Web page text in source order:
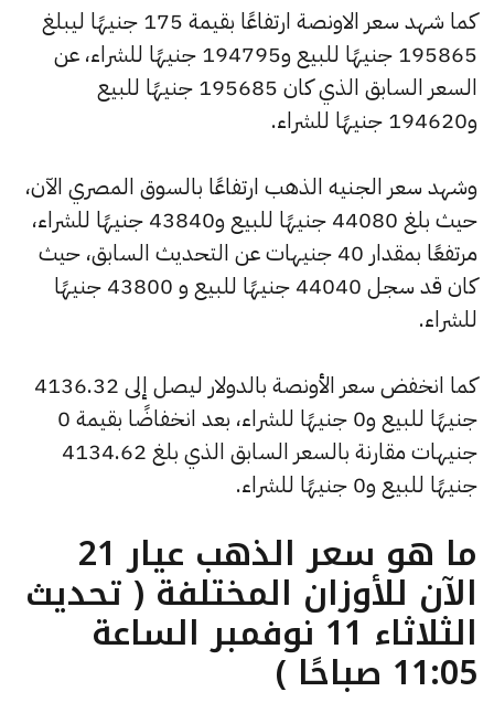
كما شهد سعر الاونصة ارتفاعًا بقيمة 175 جنيهًا ليبلغ
195865 جنيهًا للبيع و194795 جنيهًا للشراء، عن
السعر السابق الذي كان 195685 جنيهًا للبيع
و194620 جنيهًا للشراء.
وشهد سعر الجنيه الذهب ارتفاعًا بالسوق المصري الآن،
حيث بلغ 44080 جنيهًا للبيع و43840 جنيهًا للشراء،
مرتفعًا بمقدار 40 جنيهات عن التحديث السابق، حيث
كان قد سجل 44040 جنيهًا للبيع و 43800 جنيهًا
للشراء.
كما انخفض سعر الأونصة بالدولار ليصل إلى 4136.32
جنيهًا للبيع و0 جنيهًا للشراء، بعد انخفاضًا بقيمة 0
جنيهات مقارنة بالسعر السابق الذي بلغ 4134.62
جنيهًا للبيع و0 جنيهًا للشراء.
ما هو سعر الذهب عيار 21
الآن للأوزان المختلفة ( تحديث
الثلاثاء 11 نوفمبر الساعة
11:05 صباحًا )